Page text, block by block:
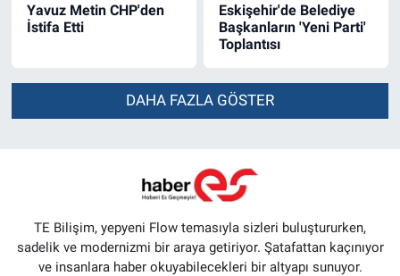
Yavuz Metin CHP'den
İstifa Etti
Eskişehir'de Belediye
Başkanların 'Yeni Parti'
Toplantısı
DAHA FAZLA GÖSTER
TE Bilişim, yepyeni Flow temasıyla sizleri buluştururken,
sadelik ve modernizmi bir araya getiriyor. Şatafattan kaçınıyor
ve insanlara haber okuyabilecekleri bir altyapı sunuyor.